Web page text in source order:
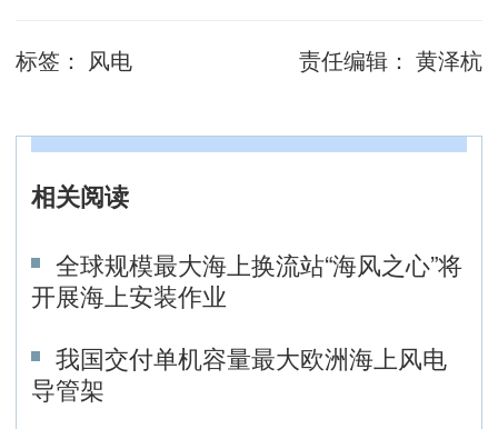
标签： 风电 责任编辑： 黄泽杭
相关阅读
全球规模最大海上换流站“海风之心”将
开展海上安装作业
我国交付单机容量最大欧洲海上风电
导管架